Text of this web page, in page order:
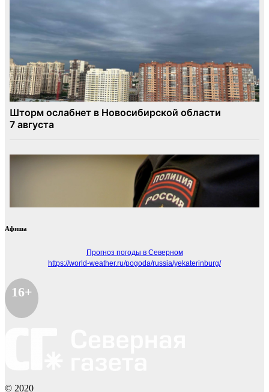
Афиша
Прогноз погоды в Северном
https://world-weather.ru/pogoda/russia/yekaterinburg/
16+
© 2020